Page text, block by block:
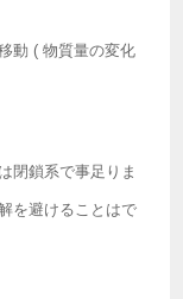
動 ( 物質量の変化
閉鎖系で事足りま
を避けることはで